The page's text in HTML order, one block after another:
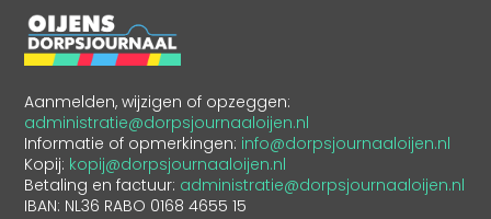
Aanmelden, wijzigen of opzeggen:
administratie@dorpsjournaaloijen.nl
Informatie of opmerkingen: info@dorpsjournaaloijen.nl
Kopij: kopij@dorpsjournaaloijen.nl
Betaling en factuur: administratie@dorpsjournaaloijen.nl
IBAN: NL36 RABO 0168 4655 15